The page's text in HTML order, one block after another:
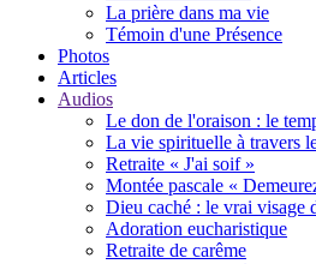
La prière dans ma vie
Témoin d'une Présence
Photos
Articles
Audios
Le don de l'oraison : le
La vie spirituelle à travers
Retraite « J'ai soif »
Montée pascale «
Dieu caché : le vrai visage
Adoration eucharistique
Retraite de carême